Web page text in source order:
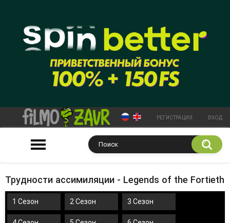
РЕГИСТРАЦИЯ ВХОД
Трудности ассимиляции - Legends of the Fortieth
1 Сезон 2 Сезон 3 Сезон